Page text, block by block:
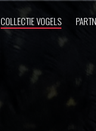
COLLECTIE VOGELS